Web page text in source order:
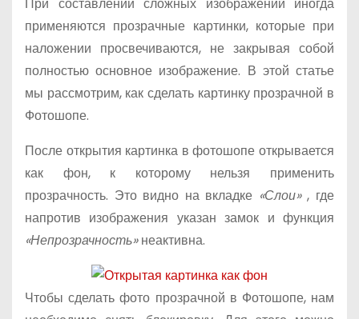
применяются прозрачные картинки, которые при
наложении просвечиваются, не закрывая собой
полностью основное изображение. В этой статье
мы рассмотрим, как сделать картинку прозрачной в
Фотошопе.
После открытия картинка в фотошопе открывается
как фон, к которому нельзя применить
прозрачность. Это видно на вкладке «Слои», где
напротив изображения указан замок и функция
«Непрозрачность»неактивна.
Чтобы сделать фото прозрачной в Фотошопе, нам